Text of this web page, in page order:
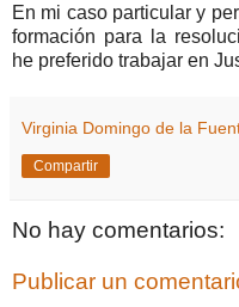
En mi caso particular y
formación para la
he preferido trabajar en
Virginia Domingo de la
Compartir
No hay comentarios:
Publicar un